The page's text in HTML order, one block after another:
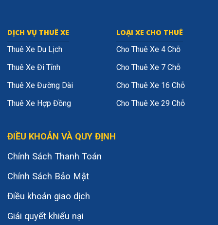
DỊCH VỤ THUÊ XE
Thuê Xe Du Lịch
Thuê Xe Đi Tỉnh
Thuê Xe Đường Dài
Thuê Xe Hợp Đồng
LOẠI XE CHO THUÊ
Cho Thuê Xe 4 Chỗ
Cho Thuê Xe 7 Chỗ
Cho Thuê Xe 16 Chỗ
Cho Thuê Xe 29 Chỗ
ĐIỀU KHOẢN VÀ QUY ĐỊNH
Chính Sách Thanh Toán
Chính Sách Bảo Mật
Điều khoản giao dịch
Giải quyết khiếu nại